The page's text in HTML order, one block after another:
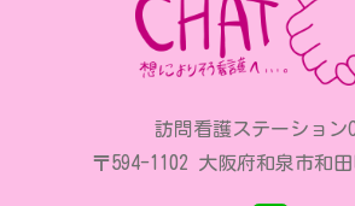
訪問看護ステーション
〒594-1102 大阪府和泉市和